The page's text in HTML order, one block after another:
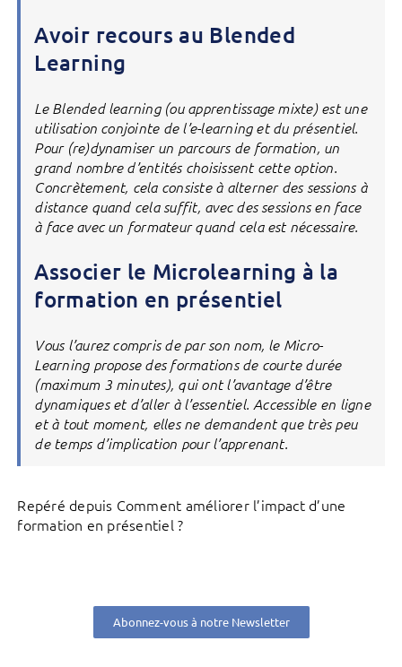
Avoir recours au Blended
Learning
Le Blended learning (ou apprentissage mixte) est une
utilisation conjointe de l’e-learning et du présentiel.
Pour (re)dynamiser un parcours de formation, un
grand nombre d’entités choisissent cette option.
Concrètement, cela consiste à alterner des sessions à
distance quand cela suffit, avec des sessions en face
à face avec un formateur quand cela est nécessaire.
Associer le Microlearning à la
formation en présentiel
Vous l’aurez compris de par son nom, le Micro-
Learning propose des formations de courte durée
(maximum 3 minutes), qui ont l’avantage d’être
dynamiques et d’aller à l’essentiel. Accessible en ligne
et à tout moment, elles ne demandent que très peu
de temps d’implication pour l’apprenant.
Repéré depuis Comment améliorer l’impact d’une
formation en présentiel ?
Abonnez-vous à notre Newsletter